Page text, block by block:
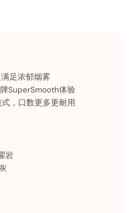
足浓郁烟雾
SuperSmooth体验
，口数更多更耐用
岩